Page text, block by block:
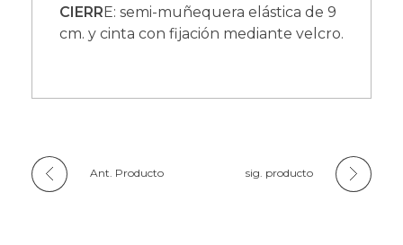
CIERRE: semi-muñequera elástica de 9
cm. y cinta con fijación mediante velcro.
Ant. Producto sig. producto